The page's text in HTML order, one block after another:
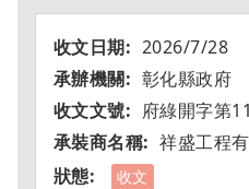
2026/7/28
彰化縣政府
府綠開字第
祥盛工程
收文